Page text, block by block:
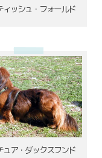
ィッシュ・フォールド
ュア・ダックスフンド